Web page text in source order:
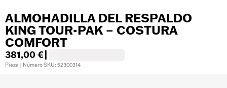
ALMOHADILLA DEL RESPALDO
KING TOUR-PAK – COSTURA
COMFORT
381,00 €
Pieza | Número SKU: 52300314